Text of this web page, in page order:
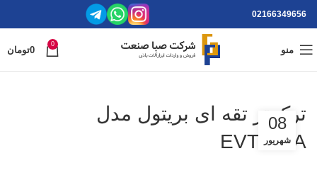
02166349656
منو
0
0تومان
ترکمتر تقه ای بریتول مدل
EVT600A
08
شهریور